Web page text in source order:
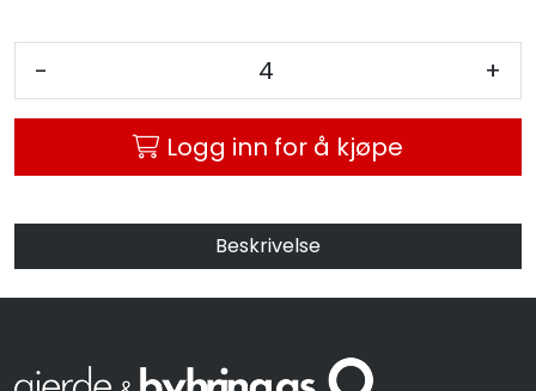
- +
Logg inn for å kjøpe
Beskrivelse